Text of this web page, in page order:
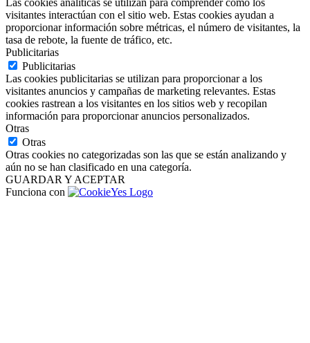
Las cookies analíticas se utilizan para comprender cómo los
visitantes interactúan con el sitio web. Estas cookies ayudan a
proporcionar información sobre métricas, el número de visitantes, la
tasa de rebote, la fuente de tráfico, etc.
Publicitarias
Publicitarias
Las cookies publicitarias se utilizan para proporcionar a los
visitantes anuncios y campañas de marketing relevantes. Estas
cookies rastrean a los visitantes en los sitios web y recopilan
información para proporcionar anuncios personalizados.
Otras
Otras
Otras cookies no categorizadas son las que se están analizando y
aún no se han clasificado en una categoría.
GUARDAR Y ACEPTAR
Funciona con